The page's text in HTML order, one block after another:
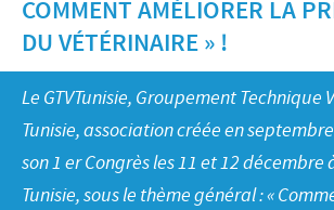
Notre mission
Notre histoire
LE PROGRAMME ETHIQUE ET
SYSTÈME D'ALERTE
Programmes de soutien
Partenariats scientifiques
Partenariats professionnels
Programmes terrain
Offre d’emploi
Nos principaux métiers
Processus de recrutement
Votre développement personnel
Espace étudiant
BLUE LINKS
S'inscrire
CONTACT
COMMENT AMÉLIORER LA
DU VÉTÉRINAIRE » !
Le GTVTunisie, Groupement Technique
Tunisie, association créée en
son 1 er Congrès les 11 et 12 décembre
Tunisie, sous le thème général : «